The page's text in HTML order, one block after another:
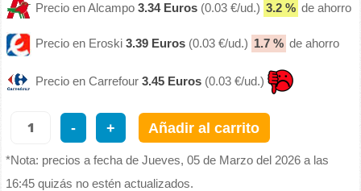
Precio en Alcampo3.34 Euros (0.03 €/ud.) 3.2 % de ahorro
Precio en Eroski3.39 Euros (0.03 €/ud.) 1.7 % de ahorro
Precio en Carrefour3.45 Euros (0.03 €/ud.)
- + Añadir al carrito
*Nota: precios a fecha de Jueves, 05 de Marzo del 2026 a las
16:45 quizás no estén actualizados.